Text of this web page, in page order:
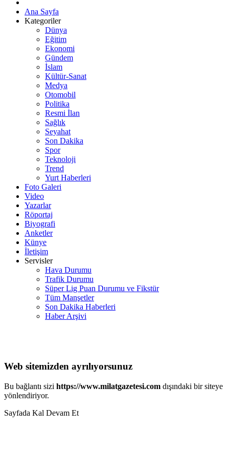
Ana Sayfa
Kategoriler
Dünya
Eğitim
Ekonomi
Gündem
İslam
Kültür-Sanat
Medya
Otomobil
Politika
Resmi İlan
Sağlık
Seyahat
Son Dakika
Spor
Teknoloji
Trend
Yurt Haberleri
Foto Galeri
Video
Yazarlar
Röportaj
Biyografi
Anketler
Künye
İletişim
Servisler
Hava Durumu
Trafik Durumu
Süper Lig Puan Durumu ve Fikstür
Tüm Manşetler
Son Dakika Haberleri
Haber Arşivi
Web sitemizden ayrılıyorsunuz
Bu bağlantı sizi https://www.milatgazetesi.com dışındaki bir siteye
yönlendiriyor.
Sayfada Kal Devam Et